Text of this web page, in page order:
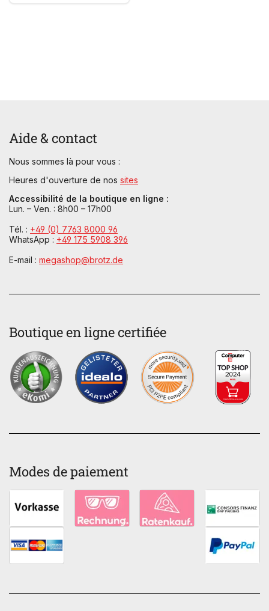
Aide & contact
Nous sommes là pour vous :
Heures d'ouverture de nos sites
Accessibilité de la boutique en ligne :
Lun. – Ven. : 8h00 – 17h00
Tél. : +49 (0) 7763 8000 96
WhatsApp : +49 175 5908 396
E-mail : megashop@brotz.de
Boutique en ligne certifiée
Modes de paiement